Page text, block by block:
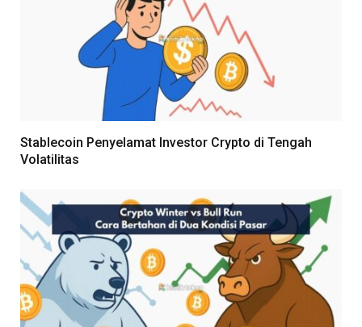
Stablecoin Penyelamat Investor Crypto di Tengah
Volatilitas